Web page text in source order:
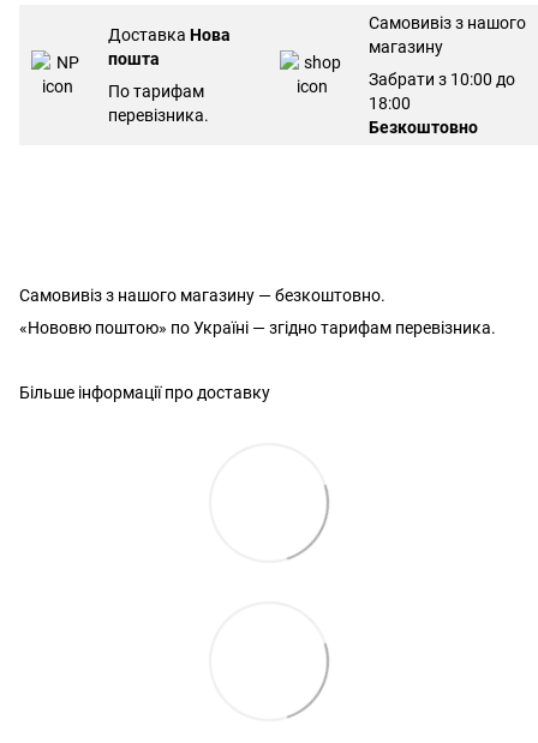
Доставка Нова
пошта
По тарифам
перевізника.
Самовивіз з нашого
магазину
Забрати з 10:00 до
18:00
Безкоштовно
Самовивіз з нашого магазину — безкоштовно.
«Нововю поштою» по Україні — згідно тарифам перевізника.
Більше інформації про доставку